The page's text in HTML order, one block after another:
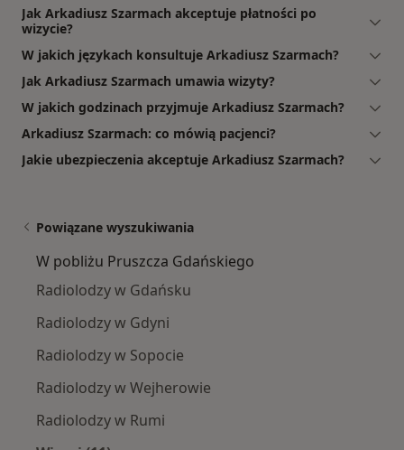
Jak Arkadiusz Szarmach akceptuje płatności po
wizycie?
W jakich językach konsultuje Arkadiusz Szarmach?
Jak Arkadiusz Szarmach umawia wizyty?
W jakich godzinach przyjmuje Arkadiusz Szarmach?
Arkadiusz Szarmach: co mówią pacjenci?
Jakie ubezpieczenia akceptuje Arkadiusz Szarmach?
Powiązane wyszukiwania
W pobliżu Pruszcza Gdańskiego
Radiolodzy w Gdańsku
Radiolodzy w Gdyni
Radiolodzy w Sopocie
Radiolodzy w Wejherowie
Radiolodzy w Rumi